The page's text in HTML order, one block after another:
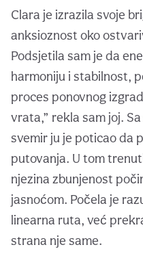
Clara je izrazila svoje
anksioznost oko
Podsjetila sam je da
harmoniju i stabilnost,
proces ponovnog
vrata,” rekla sam joj.
svemir ju je poticao da
putovanja. U tom
njezina zbunjenost
jasnoćom. Počela je
linearna ruta, već
strana nje same.